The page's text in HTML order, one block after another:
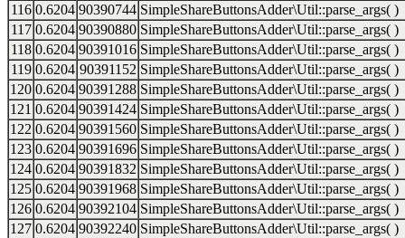
116 0.6204 90390744 SimpleShareButtonsAdder\Util::parse_args( )
117 0.6204 90390880 SimpleShareButtonsAdder\Util::parse_args( )
118 0.6204 90391016 SimpleShareButtonsAdder\Util::parse_args( )
119 0.6204 90391152 SimpleShareButtonsAdder\Util::parse_args( )
120 0.6204 90391288 SimpleShareButtonsAdder\Util::parse_args( )
121 0.6204 90391424 SimpleShareButtonsAdder\Util::parse_args( )
122 0.6204 90391560 SimpleShareButtonsAdder\Util::parse_args( )
123 0.6204 90391696 SimpleShareButtonsAdder\Util::parse_args( )
124 0.6204 90391832 SimpleShareButtonsAdder\Util::parse_args( )
125 0.6204 90391968 SimpleShareButtonsAdder\Util::parse_args( )
126 0.6204 90392104 SimpleShareButtonsAdder\Util::parse_args( )
127 0.6204 90392240 SimpleShareButtonsAdder\Util::parse_args( )